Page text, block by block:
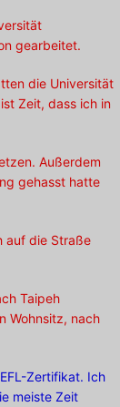
gearbeitet.
die Universität
Zeit, dass ich in
Außerdem
gehasst hatte
auf die Straße
Taipeh
Wohnsitz, nach
Zertifikat. Ich
meiste Zeit